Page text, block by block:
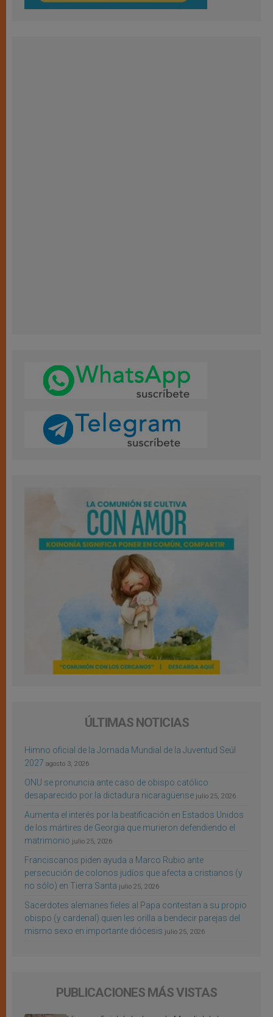
ÚLTIMAS NOTICIAS
Himno oficial de la Jornada Mundial de la Juventud Seúl
2027 agosto 3, 2026
ONU se pronuncia ante caso de obispo católico
desaparecido por la dictadura nicaragüense julio 25, 2026
Aumenta el interés por la beatificación en Estados Unidos
de los mártires de Georgia que murieron defendiendo el
matrimonio julio 25, 2026
Franciscanos piden ayuda a Marco Rubio ante
persecución de colonos judíos que afecta a cristianos (y
no sólo) en Tierra Santa julio 25, 2026
Sacerdotes alemanes fieles al Papa contestan a su propio
obispo (y cardenal) quien les orilla a bendecir parejas del
mismo sexo en importante diócesis julio 25, 2026
PUBLICACIONES MÁS VISTAS